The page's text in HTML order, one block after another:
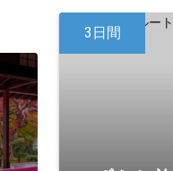
3日間